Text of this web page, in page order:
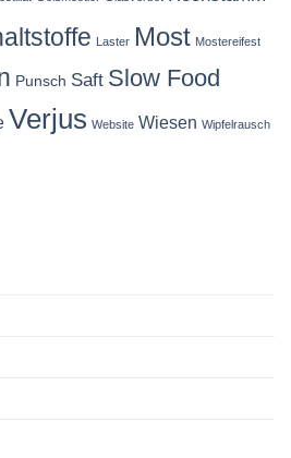
Laster Most Mostereifest
Punsch Saft Slow Food
Verjus Website Wiesen Wipfelrausch